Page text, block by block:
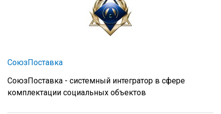
СоюзПоставка
СоюзПоставка - системный интегратор в сфере
комплектации социальных объектов